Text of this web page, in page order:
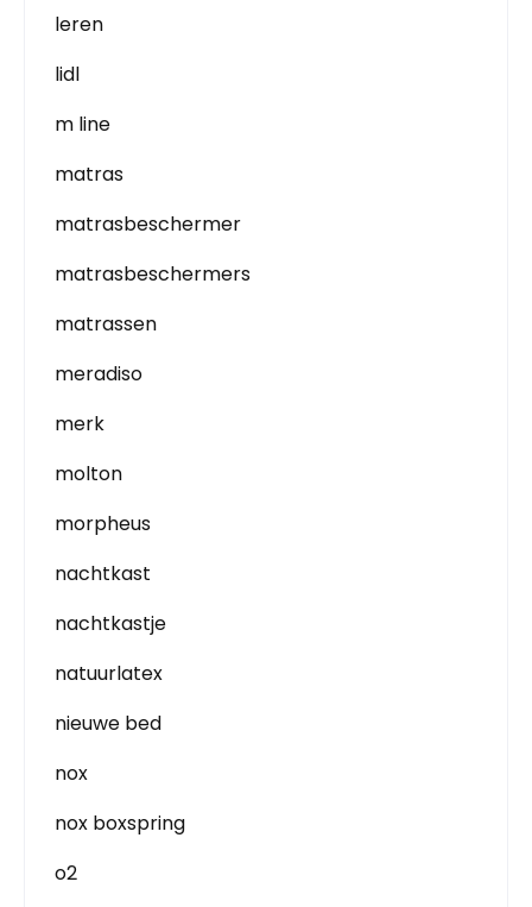
leren
lidl
m line
matras
matrasbeschermer
matrasbeschermers
matrassen
meradiso
merk
molton
morpheus
nachtkast
nachtkastje
natuurlatex
nieuwe bed
nox
nox boxspring
o2